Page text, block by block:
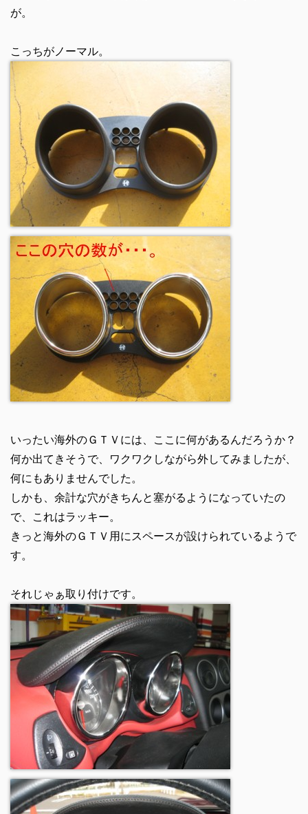
が。
こっちがノーマル。
いったい海外のＧＴＶには、ここに何があるんだろうか？
何か出てきそうで、ワクワクしながら外してみましたが、
何にもありませんでした。
しかも、余計な穴がきちんと塞がるようになっていたの
で、これはラッキー。
きっと海外のＧＴＶ用にスペースが設けられているようで
す。
それじゃぁ取り付けです。